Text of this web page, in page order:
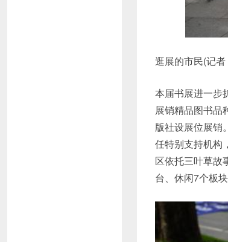
逛展的市民(记
本届书展进一步
展销精品图书品
版社设展位展销
任特别支持机构
区依托三叶草故
台、休闲7个板块